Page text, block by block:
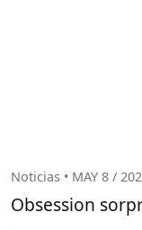
Noticias • MAY 8 /
Obsession